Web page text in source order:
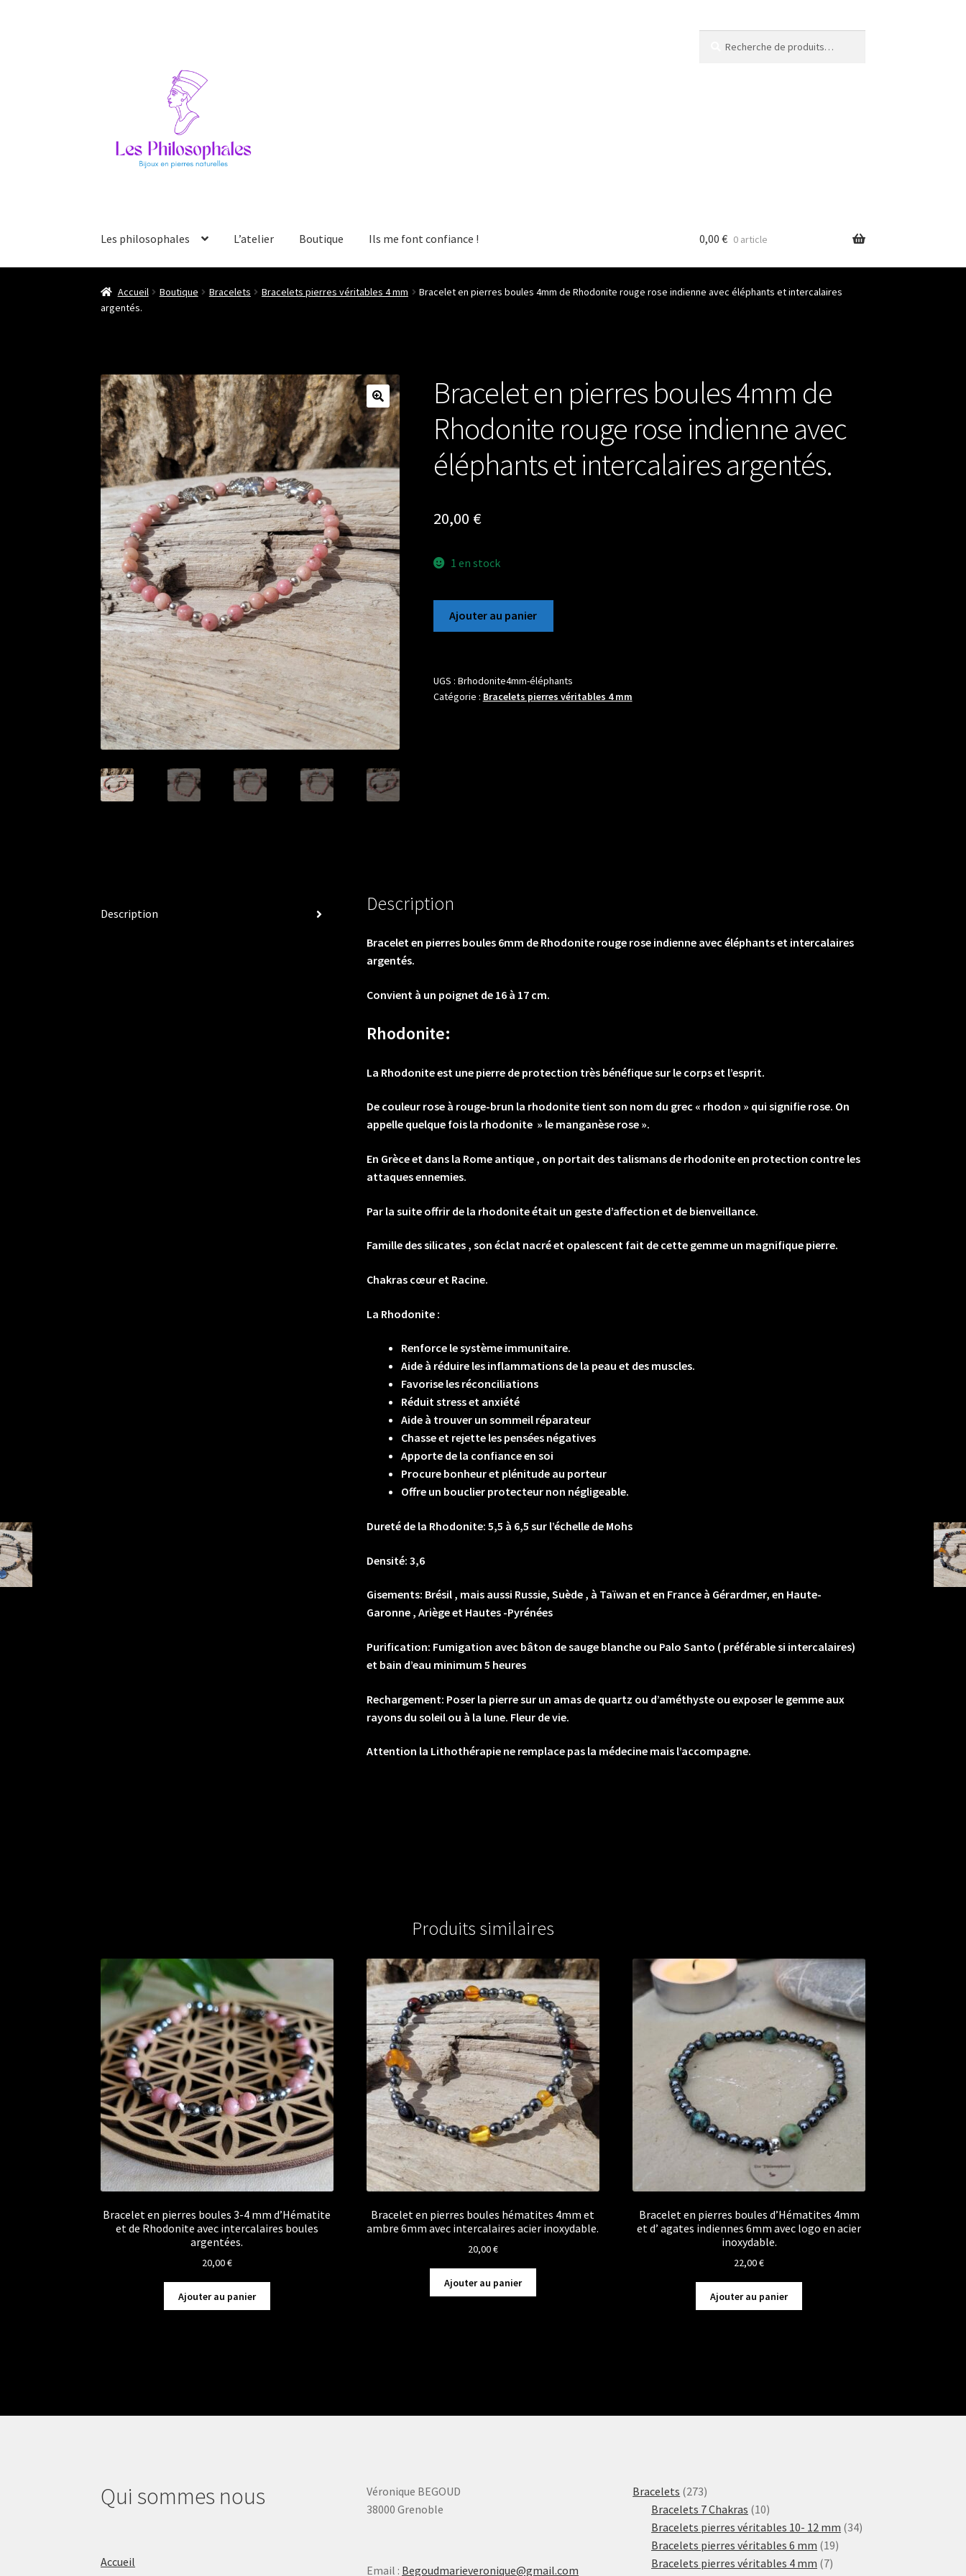
Les philosophales L’atelier Boutique Ils me font confiance ! 0,00 € 0 article
Accueil Boutique Bracelets Bracelets pierres véritables 4 mm
Bracelet en pierres boules 4mm de Rhodonite rouge rose indienne avec éléphants et intercalaires
argentés.
Bracelet en pierres boules 4mm de
Rhodonite rouge rose indienne avec
éléphants et intercalaires argentés.
20,00 €
1 en stock
pierres
boules
argentés.
Ajouter au panier
UGS : Brhodonite4mm-éléphants
Catégorie : Bracelets pierres véritables 4 mm
Description Description
Bracelet en pierres boules 6mm de Rhodonite rouge rose indienne avec éléphants et intercalaires
argentés.
Convient à un poignet de 16 à 17 cm.
Rhodonite:
La Rhodonite est une pierre de protection très bénéfique sur le corps et l’esprit.
De couleur rose à rouge-brun la rhodonite tient son nom du grec « rhodon » qui signifie rose. On
appelle quelque fois la rhodonite » le manganèse rose ».
En Grèce et dans la Rome antique , on portait des talismans de rhodonite en protection contre les
attaques ennemies.
Par la suite offrir de la rhodonite était un geste d’affection et de bienveillance.
Famille des silicates , son éclat nacré et opalescent fait de cette gemme un magnifique pierre.
Chakras cœur et Racine.
La Rhodonite :
Renforce le système immunitaire.
Aide à réduire les inflammations de la peau et des muscles.
Favorise les réconciliations
Réduit stress et anxiété
Aide à trouver un sommeil réparateur
Chasse et rejette les pensées négatives
Apporte de la confiance en soi
Procure bonheur et plénitude au porteur
Offre un bouclier protecteur non négligeable.
Dureté de la Rhodonite: 5,5 à 6,5 sur l’échelle de Mohs
Densité: 3,6
Gisements: Brésil , mais aussi Russie, Suède , à Taïwan et en France à Gérardmer, en Haute-
Garonne , Ariège et Hautes -Pyrénées
Purification: Fumigation avec bâton de sauge blanche ou Palo Santo ( préférable si intercalaires)
et bain d’eau minimum 5 heures
Rechargement: Poser la pierre sur un amas de quartz ou d’améthyste ou exposer le gemme aux
rayons du soleil ou à la lune. Fleur de vie.
Attention la Lithothérapie ne remplace pas la médecine mais l’accompagne.
Produits similaires
Bracelet en pierres boules 3-4 mm d’Hématite
et de Rhodonite avec intercalaires boules
argentées.
20,00€
Ajouter au panier
Bracelet en pierres boules hématites 4mm et
ambre 6mm avec intercalaires acier inoxydable.
20,00€
Ajouter au panier
Bracelet en pierres boules d’Hématites 4mm
et d’ agates indiennes 6mm avec logo en acier
inoxydable.
22,00€
Ajouter au panier
Qui sommes nous
Accueil
Véronique BEGOUD
38000 Grenoble
Email : Begoudmarieveronique@gmail.com
Bracelets 273273
produits
Bracelets 7 Chakras 1010
produits
Bracelets pierres véritables 10- 12 mm 3434
Bracelets pierres véritables 6 mm 1919
Bracelets pierres véritables 4 mm 77